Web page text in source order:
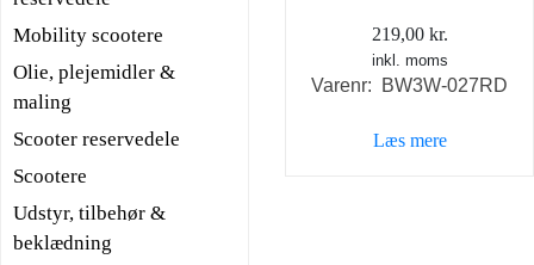
Mobility scootere
Olie, plejemidler &
maling
Scooter reservedele
Scootere
Udstyr, tilbehør &
beklædning
219,00 kr.
inkl. moms
Varenr: BW3W-027RD
Læs mere